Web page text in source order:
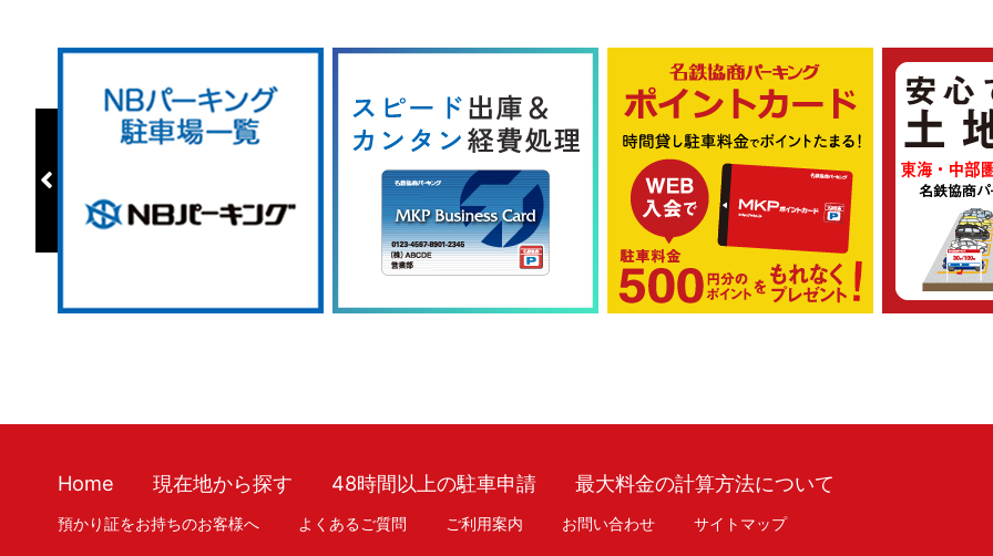
Home 現在地から探す 48時間以上の駐車申請 最大料金の計算方法について
預かり証をお持ちのお客様へ よくあるご質問 ご利用案内 お問い合わせ サイトマップ